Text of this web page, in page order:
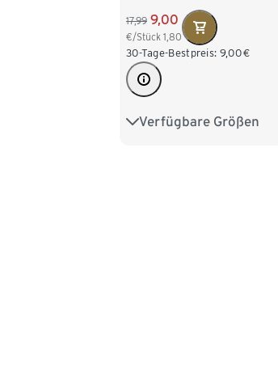
17,99 9,00
€/Stück 1,80
30-Tage-Bestpreis: 9,00€
Verfügbare Größen
S 36/38 M 40/42